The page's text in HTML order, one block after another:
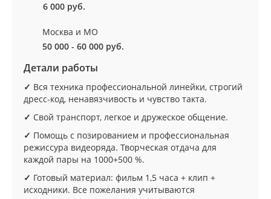
6 000 руб.
Москва и МО
50 000 - 60 000 руб.
Детали работы
✓ Вся техника профессиональной линейки, строгий
дресс-код, ненавязчивость и чувство такта.
✓ Свой транспорт, легкое и дружеское общение.
✓ Помощь с позированием и профессиональная
режиссура видеоряда. Творческая отдача для
каждой пары на 1000+500 %.
✓ Готовый материал: фильм 1,5 часа + клип +
исходники. Все пожелания учитываются